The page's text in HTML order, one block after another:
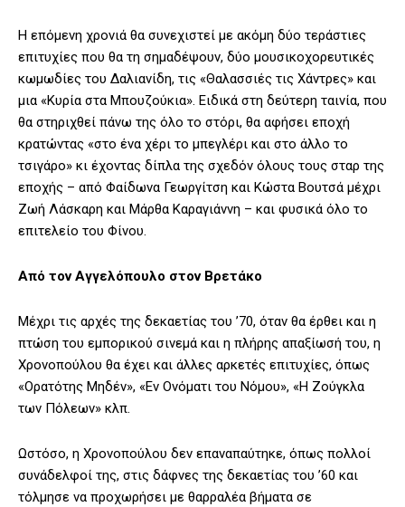
Η επόμενη χρονιά θα συνεχιστεί με ακόμη δύο τεράστιες
επιτυχίες που θα τη σημαδέψουν, δύο μουσικοχορευτικές
κωμωδίες του Δαλιανίδη, τις «Θαλασσιές τις Χάντρες» και
μια «Κυρία στα Μπουζούκια». Ειδικά στη δεύτερη ταινία, που
θα στηριχθεί πάνω της όλο το στόρι, θα αφήσει εποχή
κρατώντας «στο ένα χέρι το μπεγλέρι και στο άλλο το
τσιγάρο» κι έχοντας δίπλα της σχεδόν όλους τους σταρ της
εποχής – από Φαίδωνα Γεωργίτση και Κώστα Βουτσά μέχρι
Ζωή Λάσκαρη και Μάρθα Καραγιάννη – και φυσικά όλο το
επιτελείο του Φίνου.
Από τον Αγγελόπουλο στον Βρετάκο
Μέχρι τις αρχές της δεκαετίας του ’70, όταν θα έρθει και η
πτώση του εμπορικού σινεμά και η πλήρης απαξίωσή του, η
Χρονοπούλου θα έχει και άλλες αρκετές επιτυχίες, όπως
«Ορατότης Μηδέν», «Εν Ονόματι του Νόμου», «Η Ζούγκλα
των Πόλεων» κλπ.
Ωστόσο, η Χρονοπούλου δεν επαναπαύτηκε, όπως πολλοί
συνάδελφοί της, στις δάφνες της δεκαετίας του ’60 και
τόλμησε να προχωρήσει με θαρραλέα βήματα σε